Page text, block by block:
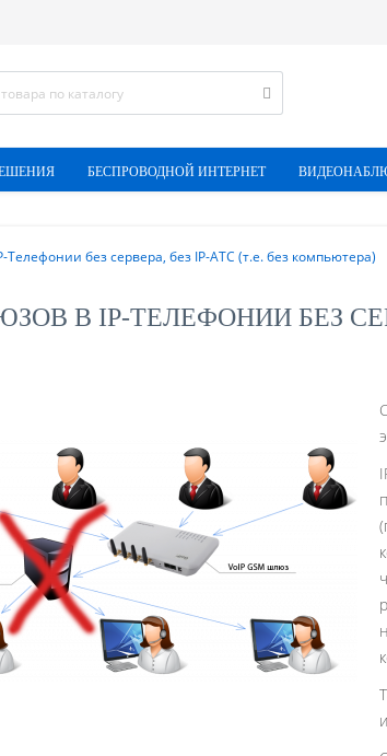
БЕСПРОВОДНОЙ ИНТЕРНЕТ
без сервера, без IP-АТС (т.е. без компьютера)
В IP-ТЕЛЕФОНИИ БЕЗ